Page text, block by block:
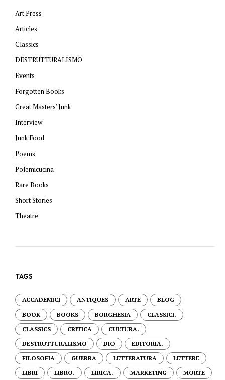
Art Press
Articles
Classics
DESTRUTTURALISMO
Events
Forgotten Books
Great Masters' Junk
Interview
Junk Food
Poems
Polemicucina
Rare Books
Short Stories
Theatre
TAGS
ACCADEMICI ANTIQUES ARTE
BLOG
BOOK
BOOKS BORGHESIA
CLASSICI.
CLASSICS
CRITICA
CULTURA.
DESTRUTTURALISMO
DIO
EDITORIA.
FILOSOFIA
GUERRA LETTERATURA
LETTERE
LIBRI
LIBRO. LIRICA. MARKETING
MORTE